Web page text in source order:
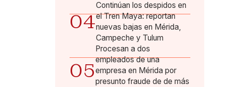
04
Continúan los despidos en
el Tren Maya: reportan
nuevas bajas en Mérida,
Campeche y Tulum
05
Procesan a dos
empleados de una
empresa en Mérida por
presunto fraude de de más